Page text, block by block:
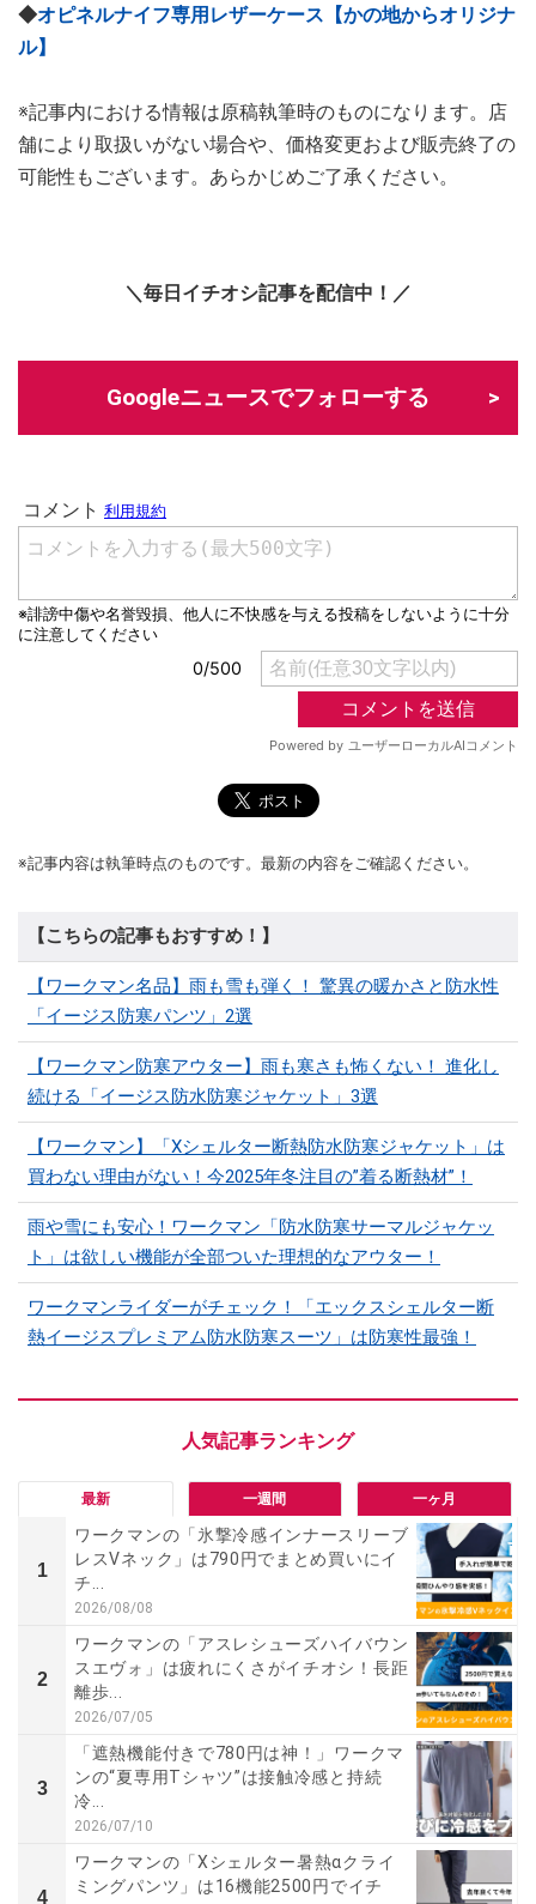
◆オピネルナイフ専用レザーケース【かの地からオリジナ
ル】
※記事内における情報は原稿執筆時のものになります。店
舗により取扱いがない場合や、価格変更および販売終了の
可能性もございます。あらかじめご了承ください。
＼毎日イチオシ記事を配信中！／
Googleニュースでフォローする
※記事内容は執筆時点のものです。最新の内容をご確認ください。
【こちらの記事もおすすめ！】
【ワークマン名品】雨も雪も弾く！ 驚異の暖かさと防水性
「イージス防寒パンツ」2選
【ワークマン防寒アウター】雨も寒さも怖くない！ 進化し
続ける「イージス防水防寒ジャケット」3選
【ワークマン】「Xシェルター断熱防水防寒ジャケット」は
買わない理由がない！今2025年冬注目の”着る断熱材”！
雨や雪にも安心！ワークマン「防水防寒サーマルジャケッ
ト」は欲しい機能が全部ついた理想的なアウター！
ワークマンライダーがチェック！「エックスシェルター断
熱イージスプレミアム防水防寒スーツ」は防寒性最強！
最新 一週間 一ヶ月
1
ワークマンの「氷撃冷感インナースリーブ
レスVネック」は790円でまとめ買いにイ
チ...
2026/08/08
2
ワークマンの「アスレシューズハイバウン
スエヴォ」は疲れにくさがイチオシ！長距
離歩...
2026/07/05
3
「遮熱機能付きで780円は神！」ワークマ
ンの“夏専用Tシャツ”は接触冷感と持続
冷...
2026/07/10
4
ワークマンの「Xシェルター暑熱αクライ
ミングパンツ」は16機能2500円でイチ